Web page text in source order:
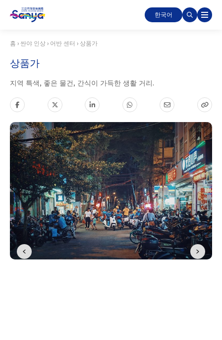
한국어
홈 › 싼야 인상 › 어반 센터 › 상품가
상품가
지역 특색, 좋은 물건, 간식이 가득한 생활 거리.